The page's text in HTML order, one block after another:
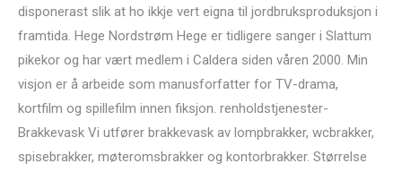
disponerast slik at ho ikkje vert eigna til jordbruksproduksjon i
framtida. Hege Nordstrøm Hege er tidligere sanger i Slattum
pikekor og har vært medlem i Caldera siden våren 2000. Min
visjon er å arbeide som manusforfatter for TV-drama,
kortfilm og spillefilm innen fiksjon. renholdstjenester-
Brakkevask Vi utfører brakkevask av lompbrakker, wcbrakker,
spisebrakker, møteromsbrakker og kontorbrakker. Størrelse